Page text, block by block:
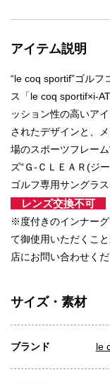
アイテム説明
“le coq sportif”ゴルフ
ス「le coq sportif×i-
ッション性の高いア
されたデザインと、
場のスポーツフレー
ズ“Ｇ-ＣＬＥＡＲ(ジ
ゴルフ専用サングラス
レンズ交換不可
※度付きのインナー
て御使用いただくこ
店にお問い合わせくだ
サイズ・素材
ブランド le